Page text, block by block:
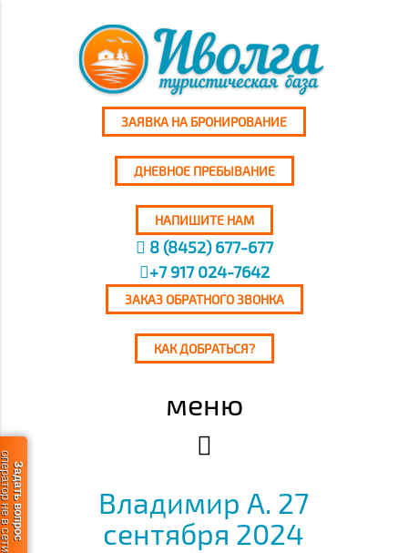
ЗАЯВКА НА БРОНИРОВАНИЕ
ДНЕВНОЕ ПРЕБЫВАНИЕ
НАПИШИТЕ НАМ
8 (8452) 677-677
+7 917 024-7642
ЗАКАЗ ОБРАТНОГО ЗВОНКА
КАК ДОБРАТЬСЯ?
меню
Владимир А. 27
сентября 2024
Задать вопрос
в сети